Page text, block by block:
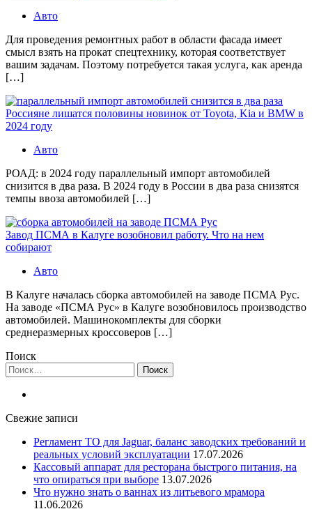
Авто
Для проведения ремонтных работ в области фасада имеет
смысл взять на прокат спецтехнику, которая соответствует
вашим задачам. Поэтому потребуется такая услуга, как аренда
[…]
Россияне лишатся половины новинок от Toyota, Kia и BMW в
2024 году
Авто
РОАД: в 2024 году параллельный импорт автомобилей
снизится в два раза. В 2024 году в России в два раза снизятся
темпы ввоза автомобилей […]
Завод ПСМА в Калуге возобновил работу. Что на нем
собирают
Авто
В Калуге началась сборка автомобилей на заводе ПСМА Рус.
На заводе «ПСМА Рус» в Калуге возобновилось производство
автомобилей. Машинокомплекты для сборки
среднеразмерных кроссоверов […]
Поиск
Найти:
Свежие записи
Регламент ТО для Jaguar, баланс заводских требований и
реальных условий эксплуатации 17.07.2026
Кассовый аппарат для ресторана быстрого питания, на
что опираться при выборе 13.07.2026
Что нужно знать о ваннах из литьевого мрамора
11.06.2026